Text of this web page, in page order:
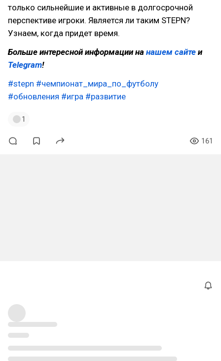
только сильнейшие и активные в долгосрочной
перспективе игроки. Является ли таким STEPN?
Узнаем, когда придет время.
Больше интересной информации на нашем сайте и
Telegram!
#stepn #чемпионат_мира_по_футболу
#обновления #игра #развитие
1
161